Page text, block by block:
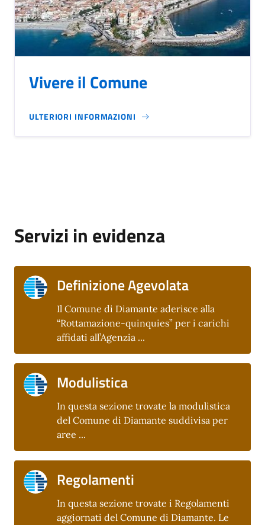
Vivere il Comune
ULTERIORI INFORMAZIONI
Servizi in evidenza
Definizione Agevolata
Il Comune di Diamante aderisce alla
“Rottamazione-quinquies” per i carichi
affidati all’Agenzia ...
Modulistica
In questa sezione trovate la modulistica
del Comune di Diamante suddivisa per
aree ...
Regolamenti
In questa sezione trovate i Regolamenti
aggiornati del Comune di Diamante. Le